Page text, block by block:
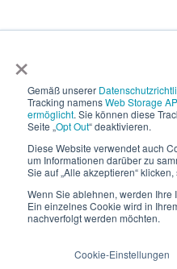
×
Gemäß unserer
Tracking namensWeb Storage
ermöglicht. Sie können diese
Seite „Opt Out“ deaktivieren.
Diese Website verwendet auch
um Informationen darüber zu
Sie auf „Alle akzeptieren“
Wenn Sie ablehnen, werden Ihre
Ein einzelnes Cookie wird in
nachverfolgt werden möchten.
Cookie-Einstellungen